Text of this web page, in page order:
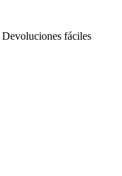
Devoluciones fáciles